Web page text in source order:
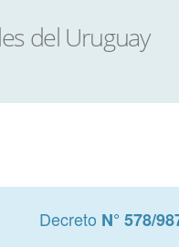
Decreto N° 578/